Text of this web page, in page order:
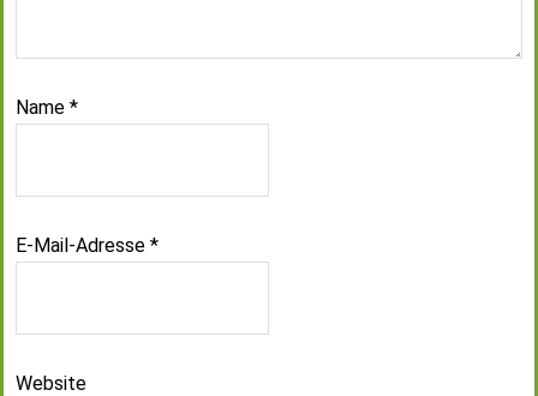
Name *
E-Mail-Adresse *
Website